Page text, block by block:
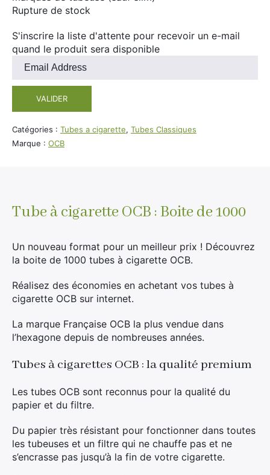
Rupture de stock
S'inscrire la liste d'attente pour recevoir un e-mail
quand le produit sera disponible
Entrez
votre
adresse
mail
pour
rejoindre
ce
VALIDER
Catégories : Tubes a cigarette, Tubes Classiques
Marque : OCB
Tube à cigarette OCB : Boite de 1000
Un nouveau format pour un meilleur prix ! Découvrez
la boite de 1000 tubes à cigarette OCB.
Réalisez des économies en achetant vos tubes à
cigarette OCB sur internet.
La marque Française OCB la plus vendue dans
l’hexagone depuis de nombreuses années.
Tubes à cigarettes OCB : la qualité premium
Les tubes OCB sont reconnus pour la qualité du
papier et du filtre.
Du papier très résistant pour fonctionner dans toutes
les tubeuses et un filtre qui ne chauffe pas et ne
s’encrasse pas jusqu’à la fin de votre cigarette.
50ml
100ml
Salé